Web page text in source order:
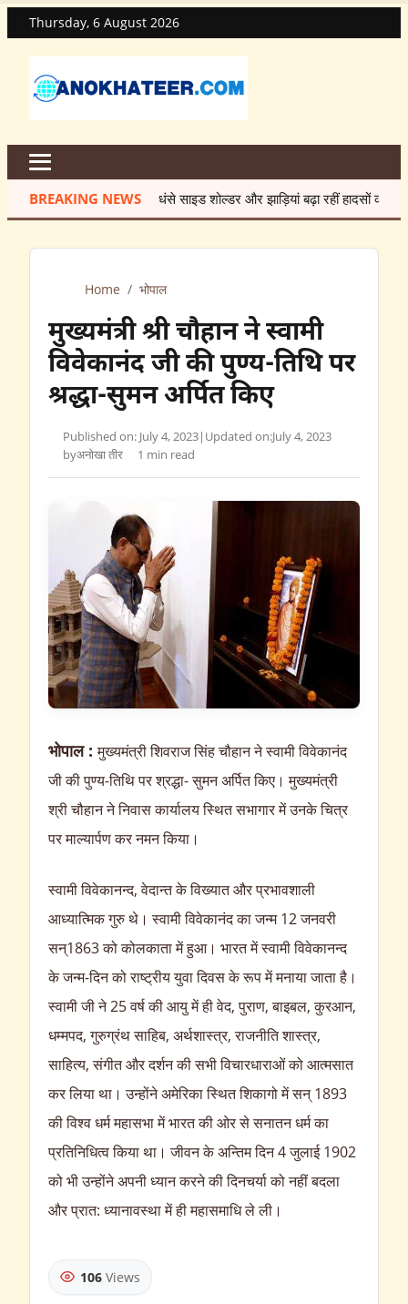
Thursday, 6 August 2026
BREAKING NEWSधंसे साइड शोल्डर और झाड़ियां बढ़ा रहीं हादसों का खतरा
Home / भोपाल
मुख्यमंत्री श्री चौहान ने स्वामी
विवेकानंद जी की पुण्य-तिथि पर
श्रद्धा-सुमन अर्पित किए
Published on: July 4, 2023| Updated on:July 4, 2023
byअनोखा तीर 1 min read
भोपाल : मुख्यमंत्री शिवराज सिंह चौहान ने स्वामी विवेकानंद
जी की पुण्य-तिथि पर श्रद्धा- सुमन अर्पित किए। मुख्यमंत्री
श्री चौहान ने निवास कार्यालय स्थित सभागार में उनके चित्र
पर माल्यार्पण कर नमन किया।
स्वामी विवेकानन्द, वेदान्त के विख्यात और प्रभावशाली
आध्यात्मिक गुरु थे। स्वामी विवेकानंद का जन्म 12 जनवरी
सन्1863 को कोलकाता में हुआ। भारत में स्वामी विवेकानन्द
के जन्म-दिन को राष्ट्रीय युवा दिवस के रूप में मनाया जाता है।
स्वामी जी ने 25 वर्ष की आयु में ही वेद, पुराण, बाइबल, कुरआन,
धम्मपद, गुरुग्रंथ साहिब, अर्थशास्त्र, राजनीति शास्त्र,
साहित्य, संगीत और दर्शन की सभी विचारधाराओं को आत्मसात
कर लिया था। उन्होंने अमेरिका स्थित शिकागो में सन् 1893
की विश्व धर्म महासभा में भारत की ओर से सनातन धर्म का
प्रतिनिधित्व किया था। जीवन के अन्तिम दिन 4 जुलाई 1902
को भी उन्होंने अपनी ध्यान करने की दिनचर्या को नहीं बदला
और प्रात: ध्यानावस्था में ही महासमाधि ले ली।
106 Views